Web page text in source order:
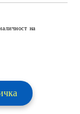
на